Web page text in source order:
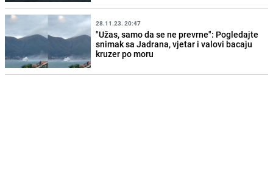
28.11.23. 20:47
"Užas, samo da se ne prevrne": Pogledajte
snimak sa Jadrana, vjetar i valovi bacaju
kruzer po moru